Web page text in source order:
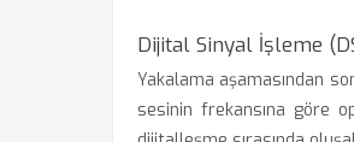
Dijital Sinyal İşleme
Yakalama aşamasından
sesinin frekansına göre